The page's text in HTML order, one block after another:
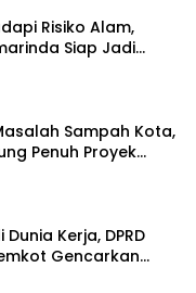
Risiko Alam,
Siap Jadi
Kalimantan
Sampah Kota,
Penuh Proyek
Kerja, DPRD
Gencarkan